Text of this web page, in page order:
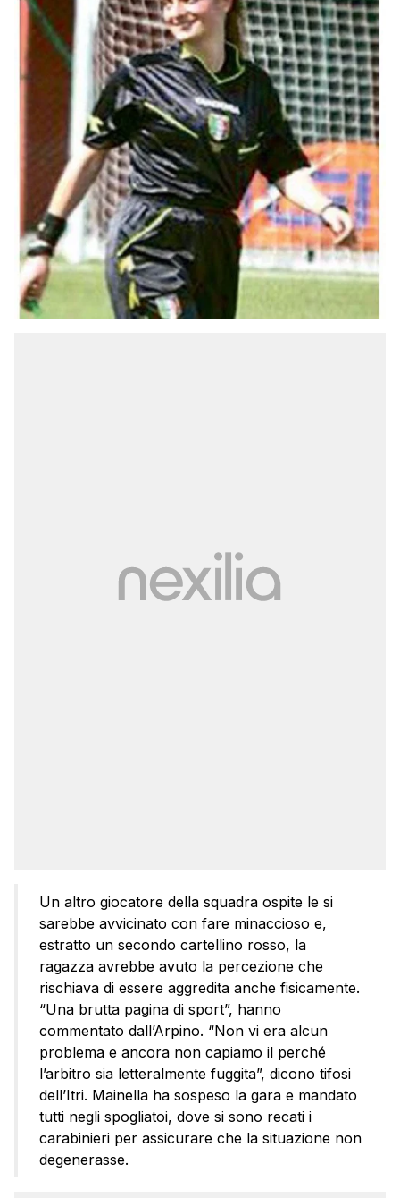
Un altro giocatore della squadra ospite le si
sarebbe avvicinato con fare minaccioso e,
estratto un secondo cartellino rosso, la
ragazza avrebbe avuto la percezione che
rischiava di essere aggredita anche fisicamente.
“Una brutta pagina di sport”, hanno
commentato dall’Arpino. “Non vi era alcun
problema e ancora non capiamo il perché
l’arbitro sia letteralmente fuggita”, dicono tifosi
dell’Itri. Mainella ha sospeso la gara e mandato
tutti negli spogliatoi, dove si sono recati i
carabinieri per assicurare che la situazione non
degenerasse.